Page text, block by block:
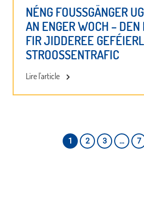
NÉNG FOUSSGÄNGER
AN ENGER WOCH – DEN
FIR JIDDEREE
STROOSSENTRAFIC
Lire l'article
1 2 3 … 7